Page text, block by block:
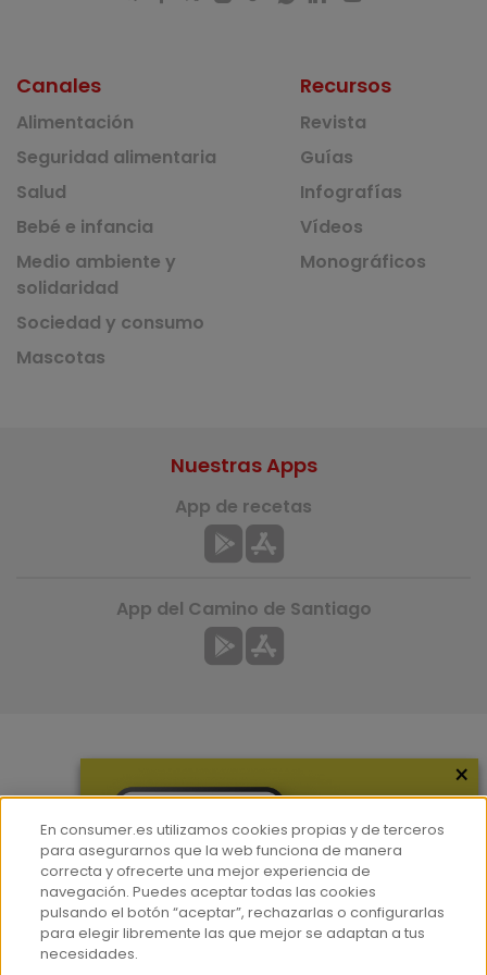
Canales
Alimentación
Seguridad alimentaria
Salud
Bebé e infancia
Medio ambiente y
solidaridad
Sociedad y consumo
Mascotas
Recursos
Revista
Guías
Infografías
Vídeos
Monográficos
Hemeroteca
Contacto
Prensa
Corpus Lingüístico Consumer
Nuestras Apps
App de recetas
App del Camino de Santiago
×
En consumer.es utilizamos cookies propias y de terceros
para asegurarnos que la web funciona de manera
correcta y ofrecerte una mejor experiencia de
navegación. Puedes aceptar todas las cookies
pulsando el botón “aceptar”, rechazarlas o configurarlas
para elegir libremente las que mejor se adaptan a tus
necesidades.